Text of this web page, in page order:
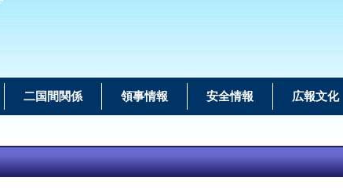
二国間関係 領事情報 安全情報 広報文化